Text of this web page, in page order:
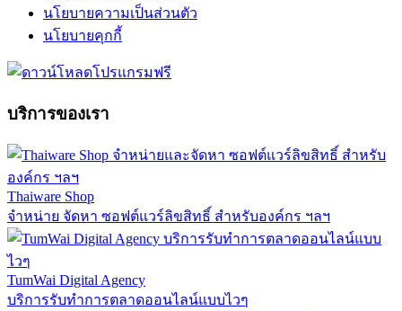
นโยบายความเป็นส่วนตัว
นโยบายคุกกี้
บริการของเรา
Thaiware Shop
จำหน่าย จัดหา ซอฟต์แวร์ลิขสิทธิ์ สำหรับองค์กร ฯลฯ
TumWai Digital Agency
บริการรับทำการตลาดออนไลน์แบบไวๆ